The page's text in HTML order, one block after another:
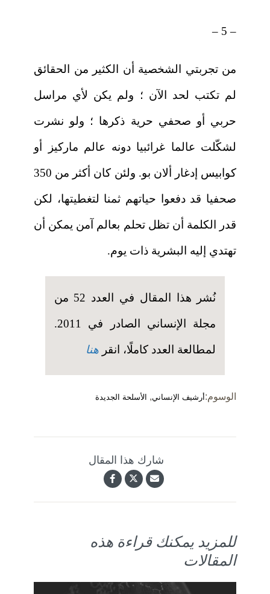
– 5 –
من تجربتي الشخصية أن الكثير من الحقائق
لم تكتب لحد الآن ؛ ولم يكن لأي مراسل
حربي أو صحفي حرية ذكرها ؛ ولو نشرت
لشكّلت عالما غرائبيا دونه عالم ماركيز أو
كوابيس إدغار ألان بو. ولئن كان أكثر من 350
صحفيا قد دفعوا حياتهم ثمنا لتغطيتها، لكن
قدر الكلمة أن تظل تحلم بعالم آمن يمكن أن
تهتدي إليه البشرية ذات يوم.
نُشر هذا المقال في العدد 52 من
مجلة الإنساني الصادر في 2011.
لمطالعة العدد كاملًا، انقر هنا
الوسوم:أرشيف الإنساني, الأسلحة الجديدة
شارك هذا المقال
للمزيد يمكنك قراءة هذه
المقالات